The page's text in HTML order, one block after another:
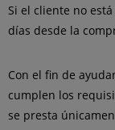
Si el cliente no
días desde la
Con el fin de
cumplen los
se presta